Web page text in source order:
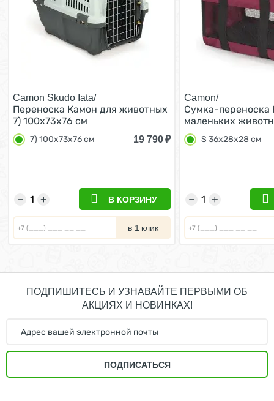
Camon Skudo Iata/
Переноска Камон для животных
7) 100х73х76 см
7) 100х73х76 см 19 790₽
+
− В КОРЗИНУ
в 1 клик
Camon/
Cумка-переноска
маленьких
36x28x28 см
S 36x28x28 см
+
−
ПОДПИШИТЕСЬ И УЗНАВАЙТЕ ПЕРВЫМИ ОБ
АКЦИЯХ И НОВИНКАХ!
ПОДПИСАТЬСЯ